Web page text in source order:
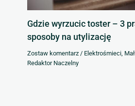
Gdzie wyrzucic toster – 3
sposoby na utylizację
Zostaw komentarz / Elektrośmieci,
Redaktor Naczelny